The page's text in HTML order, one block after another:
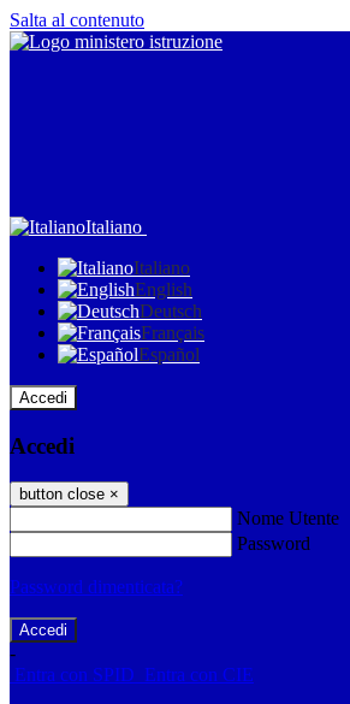
Salta al contenuto
Italiano
Italiano
English
Deutsch
Français
Español
Accedi
Accedi
button close ×
Nome Utente
Password
Password dimenticata?
-
Entra con SPID Entra con CIE